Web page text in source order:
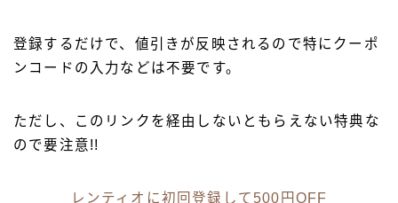
登録するだけで、値引きが反映されるので特にクーポ
ンコードの入力などは不要です。
ただし、 このリンクを経由しないともらえない特典な
ので要注意!!
レンティオに初回登録して500円OFF